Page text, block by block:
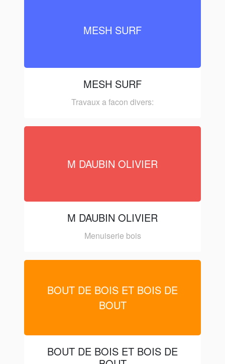
MESH SURF
MESH SURF
Travaux a facon divers:
M DAUBIN OLIVIER
M DAUBIN OLIVIER
Menuiserie bois
BOUT DE BOIS ET BOIS DE
BOUT
BOUT DE BOIS ET BOIS DE